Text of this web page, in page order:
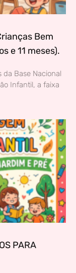
Bem
e 11 meses).
da Base Nacional
Infantil, a faixa
PARA